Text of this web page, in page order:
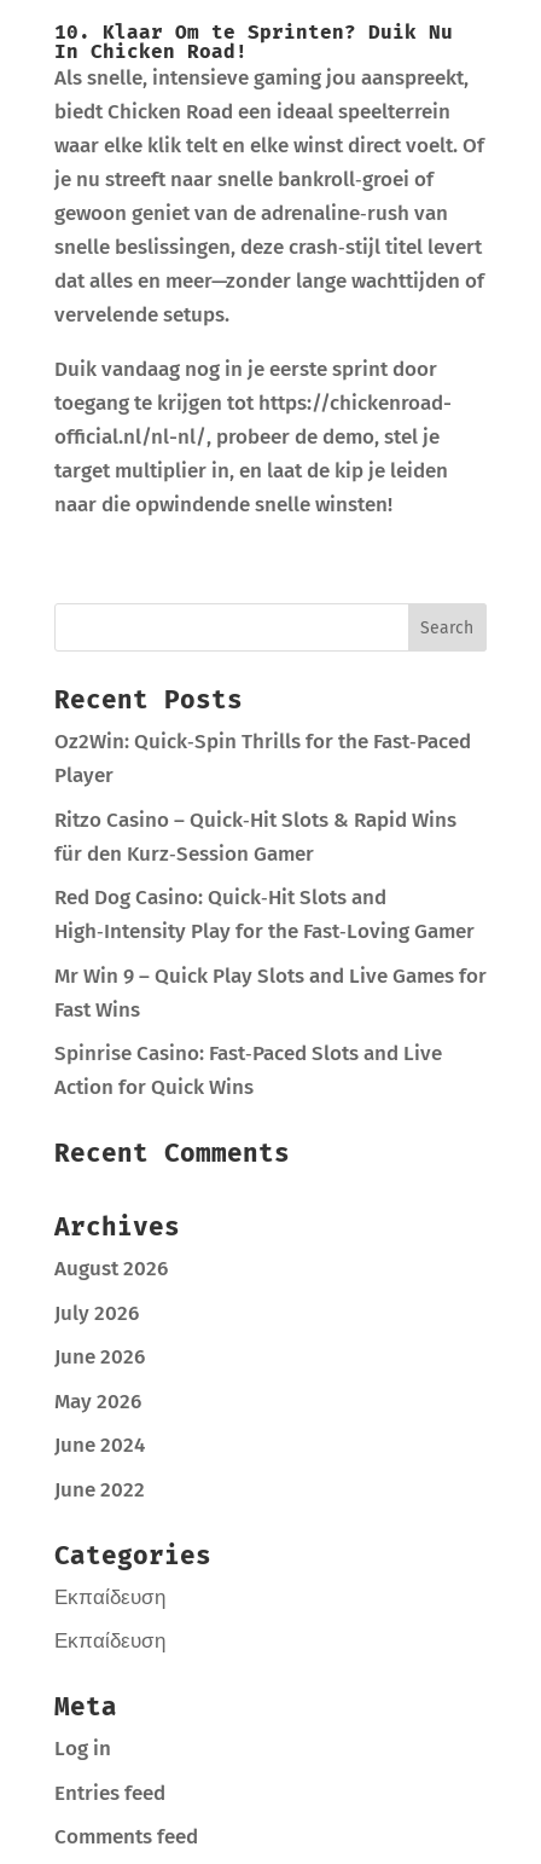
10. Klaar Om te Sprinten? Duik Nu
In Chicken Road!
Als snelle, intensieve gaming jou aanspreekt,
biedt Chicken Road een ideaal speelterrein
waar elke klik telt en elke winst direct voelt. Of
je nu streeft naar snelle bankroll‑groei of
gewoon geniet van de adrenaline‑rush van
snelle beslissingen, deze crash‑stijl titel levert
dat alles en meer—zonder lange wachttijden of
vervelende setups.
Duik vandaag nog in je eerste sprint door
toegang te krijgen tot https://chickenroad-
official.nl/nl-nl/, probeer de demo, stel je
target multiplier in, en laat de kip je leiden
naar die opwindende snelle winsten!
Recent Posts
Oz2Win: Quick‑Spin Thrills for the Fast‑Paced
Player
Ritzo Casino – Quick‑Hit Slots & Rapid Wins
für den Kurz‑Session Gamer
Red Dog Casino: Quick‑Hit Slots and
High‑Intensity Play for the Fast‑Loving Gamer
Mr Win 9 – Quick Play Slots and Live Games for
Fast Wins
Spinrise Casino: Fast‑Paced Slots and Live
Action for Quick Wins
Recent Comments
Archives
August 2026
July 2026
June 2026
May 2026
June 2024
June 2022
Categories
Εκπαίδευση
Εκπαίδευση
Meta
Log in
Entries feed
Comments feed